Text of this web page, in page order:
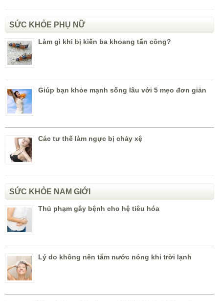
SỨC KHỎE PHỤ NỮ
Làm gì khi bị kiến ba khoang tấn công?
Giúp bạn khỏe mạnh sống lâu với 5 mẹo đơn giản
Các tư thế làm ngực bị chảy xệ
SỨC KHỎE NAM GIỚI
Thủ phạm gây bệnh cho hệ tiêu hóa
Lý do không nên tắm nước nóng khi trời lạnh